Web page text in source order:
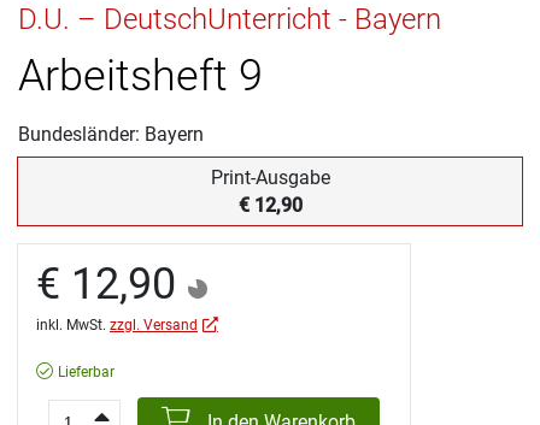
D.U. – DeutschUnterricht - Bayern
Arbeitsheft 9
Bundesländer: Bayern
Print-Ausgabe
€ 12,90
€ 12,90
inkl. MwSt. zzgl. Versand
Lieferbar